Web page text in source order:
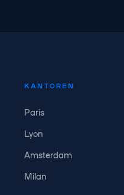
KANTOREN
Paris
Lyon
Amsterdam
Milan